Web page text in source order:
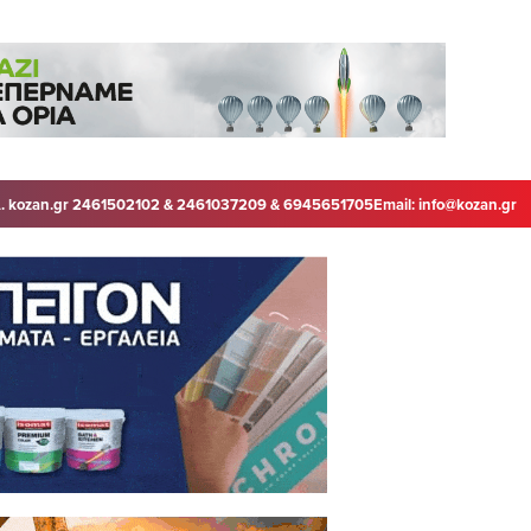
kozan.gr 2461502102 & 2461037209 & 6945651705Email:info@kozan.gr